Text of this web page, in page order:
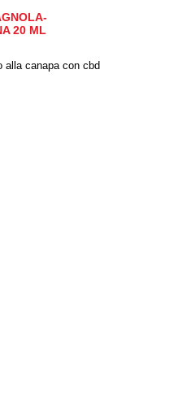
20 ML
alla canapa con cbd